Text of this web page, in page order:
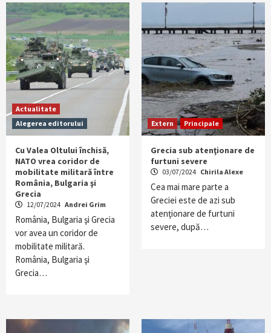
Actualitate
Alegerea editorului
Cu Valea Oltului închisă,
NATO vrea coridor de
mobilitate militară între
România, Bulgaria şi
Grecia
12/07/2024 Andrei Grim
România, Bulgaria şi Grecia
vor avea un coridor de
mobilitate militară.
România, Bulgaria şi
Grecia…
Extern Principale
Grecia sub atenţionare de
furtuni severe
03/07/2024 Chirila Alexe
Cea mai mare parte a
Greciei este de azi sub
atenţionare de furtuni
severe, după…